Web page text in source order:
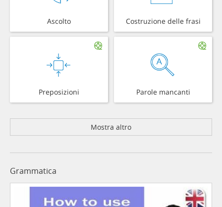
Ascolto Costruzione delle frasi
Preposizioni Parole mancanti
Mostra altro
Grammatica